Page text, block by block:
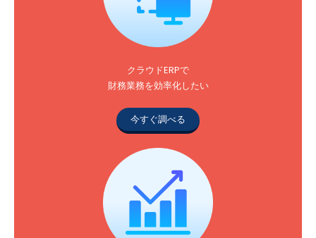
クラウドERPで
財務業務を効率化したい
今すぐ調べる